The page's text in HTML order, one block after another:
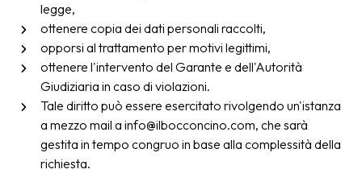
legge,
ottenere copia dei dati personali raccolti,
opporsi al trattamento per motivi legittimi,
ottenere l'intervento del Garante e dell'Autorità
Giudiziaria in caso di violazioni.
Tale diritto può essere esercitato rivolgendo un'istanza
a mezzo mail a info@ilbocconcino.com, che sarà
gestita in tempo congruo in base alla complessità della
richiesta.